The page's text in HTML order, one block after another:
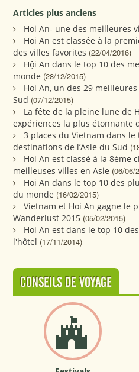
Articles plus anciens
Hoi An- une des meilleures
Hoi An est classée à la
des villes favorites (22/04/2016)
Hội An dans le top 10 des
monde (28/12/2015)
Hoi An, un des 29
Sud (07/12/2015)
La fête de la pleine lune de
expériences la plus étonnante
3 places du Vietnam dans
destinations de l’Asie du Sud
Hoi An est classé à la 8ème
meilleuses villes en Asie (06/06/
Hoi An dans le top 10 des
du monde (16/02/2015)
Vietnam et Hoi An gagne le
Wanderlust 2015 (05/02/2015)
Hoi An est dans le top 10
l'hôtel (17/11/2014)
CONSEILS DE VOYAGE